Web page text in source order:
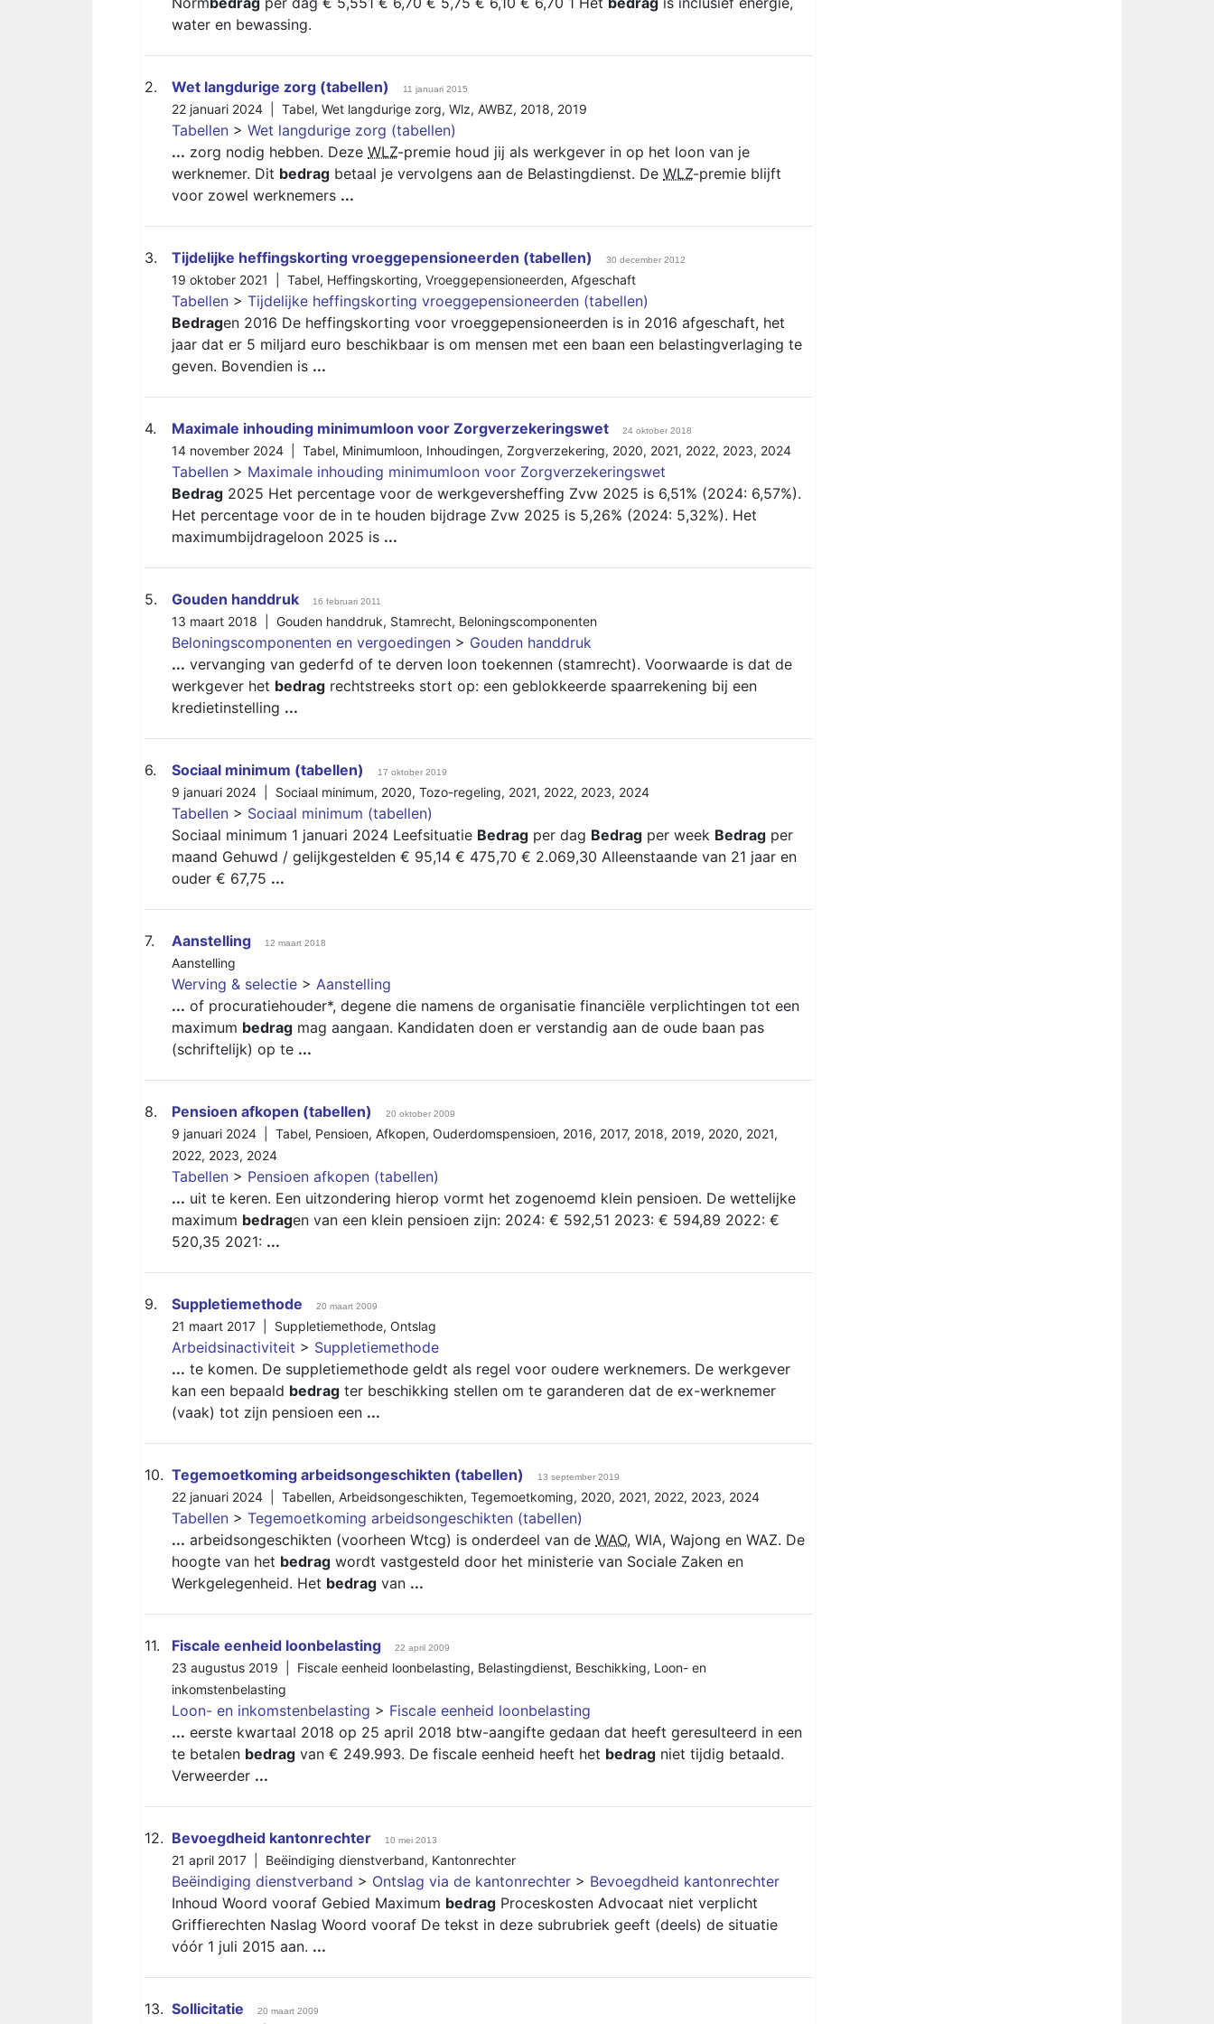
water en bewassing.
2. Wet langdurige zorg (tabellen) 11 januari 2015
22 januari 2024 | Tabel, Wet langdurige zorg, Wlz, AWBZ, 2018, 2019
Tabellen > Wet langdurige zorg (tabellen)
... zorg nodig hebben. Deze WLZ-premie houd jij als werkgever in op het loon van je
werknemer. Dit bedrag betaal je vervolgens aan de Belastingdienst. De WLZ-premie blijft
voor zowel werknemers ...
3. Tijdelijke heffingskorting vroeggepensioneerden (tabellen) 30 december 2012
19 oktober 2021 | Tabel, Heffingskorting, Vroeggepensioneerden, Afgeschaft
Tabellen > Tijdelijke heffingskorting vroeggepensioneerden (tabellen)
Bedragen 2016 De heffingskorting voor vroeggepensioneerden is in 2016 afgeschaft, het
jaar dat er 5 miljard euro beschikbaar is om mensen met een baan een belastingverlaging te
geven. Bovendien is ...
4. Maximale inhouding minimumloon voor Zorgverzekeringswet 24 oktober 2018
14 november 2024 | Tabel, Minimumloon, Inhoudingen, Zorgverzekering, 2020, 2021, 2022, 2023, 2024
Tabellen > Maximale inhouding minimumloon voor Zorgverzekeringswet
Bedrag 2025 Het percentage voor de werkgeversheffing Zvw 2025 is 6,51% (2024: 6,57%).
Het percentage voor de in te houden bijdrage Zvw 2025 is 5,26% (2024: 5,32%). Het
maximumbijdrageloon 2025 is ...
5. Gouden handdruk 16 februari 2011
13 maart 2018 | Gouden handdruk, Stamrecht, Beloningscomponenten
Beloningscomponenten en vergoedingen > Gouden handdruk
... vervanging van gederfd of te derven loon toekennen (stamrecht). Voorwaarde is dat de
werkgever het bedrag rechtstreeks stort op: een geblokkeerde spaarrekening bij een
kredietinstelling ...
6. Sociaal minimum (tabellen) 17 oktober 2019
9 januari 2024 | Sociaal minimum, 2020, Tozo-regeling, 2021, 2022, 2023, 2024
Tabellen > Sociaal minimum (tabellen)
Sociaal minimum 1 januari 2024 Leefsituatie Bedrag per dag Bedrag per week Bedrag per
maand Gehuwd / gelijkgestelden € 95,14 € 475,70 € 2.069,30 Alleenstaande van 21 jaar en
ouder € 67,75 ...
7. Aanstelling 12 maart 2018
Aanstelling
Werving & selectie > Aanstelling
... of procuratiehouder*, degene die namens de organisatie financiële verplichtingen tot een
maximum bedrag mag aangaan. Kandidaten doen er verstandig aan de oude baan pas
(schriftelijk) op te ...
8. Pensioen afkopen (tabellen) 20 oktober 2009
9 januari 2024 | Tabel, Pensioen, Afkopen, Ouderdomspensioen, 2016, 2017, 2018, 2019, 2020, 2021,
2022, 2023, 2024
Tabellen > Pensioen afkopen (tabellen)
... uit te keren. Een uitzondering hierop vormt het zogenoemd klein pensioen. De wettelijke
maximum bedragen van een klein pensioen zijn: 2024: € 592,51 2023: € 594,89 2022: €
520,35 2021: ...
9. Suppletiemethode 20 maart 2009
21 maart 2017 | Suppletiemethode, Ontslag
Arbeidsinactiviteit > Suppletiemethode
... te komen. De suppletiemethode geldt als regel voor oudere werknemers. De werkgever
kan een bepaald bedrag ter beschikking stellen om te garanderen dat de ex-werknemer
(vaak) tot zijn pensioen een ...
10. Tegemoetkoming arbeidsongeschikten (tabellen) 13 september 2019
22 januari 2024 | Tabellen, Arbeidsongeschikten, Tegemoetkoming, 2020, 2021, 2022, 2023, 2024
Tabellen > Tegemoetkoming arbeidsongeschikten (tabellen)
... arbeidsongeschikten (voorheen Wtcg) is onderdeel van de WAO, WIA, Wajong en WAZ. De
hoogte van het bedrag wordt vastgesteld door het ministerie van Sociale Zaken en
Werkgelegenheid. Het bedrag van ...
11. Fiscale eenheid loonbelasting 22 april 2009
23 augustus 2019 | Fiscale eenheid loonbelasting, Belastingdienst, Beschikking, Loon- en
inkomstenbelasting
Loon- en inkomstenbelasting > Fiscale eenheid loonbelasting
... eerste kwartaal 2018 op 25 april 2018 btw-aangifte gedaan dat heeft geresulteerd in een
te betalen bedrag van € 249.993. De fiscale eenheid heeft het bedrag niet tijdig betaald.
Verweerder ...
12. Bevoegdheid kantonrechter 10 mei 2013
21 april 2017 | Beëindiging dienstverband, Kantonrechter
Beëindiging dienstverband > Ontslag via de kantonrechter > Bevoegdheid kantonrechter
Inhoud Woord vooraf Gebied Maximum bedrag Proceskosten Advocaat niet verplicht
Griffierechten Naslag Woord vooraf De tekst in deze subrubriek geeft (deels) de situatie
vóór 1 juli 2015 aan. ...
13. Sollicitatie 20 maart 2009